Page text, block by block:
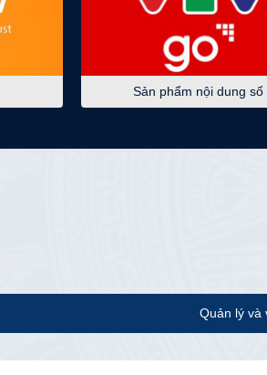
Sản phẩm nội dung số
Quản lý